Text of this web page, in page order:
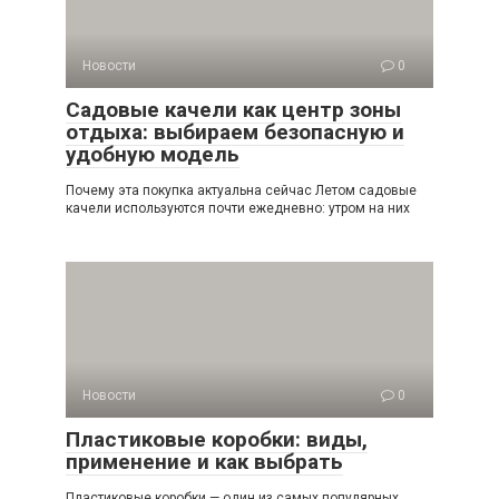
Новости 0
Садовые качели как центр зоны
отдыха: выбираем безопасную и
удобную модель
Почему эта покупка актуальна сейчас Летом садовые
качели используются почти ежедневно: утром на них
Новости 0
Пластиковые коробки: виды,
применение и как выбрать